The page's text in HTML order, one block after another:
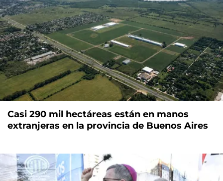
Casi 290 mil hectáreas están en manos
extranjeras en la provincia de Buenos Aires